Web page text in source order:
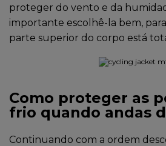
proteger do vento e da
importante escolhê-la bem,
parte superior do corpo está
Como proteger as
frio quando andas
Continuando com a ordem